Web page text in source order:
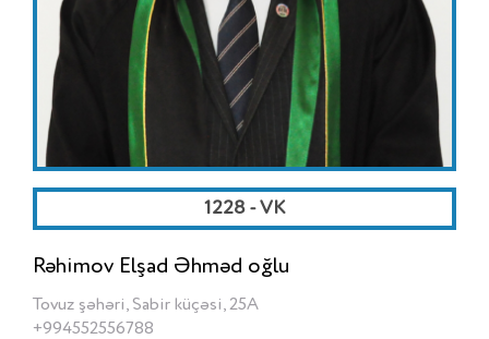
1228 - VK
Rəhimov Elşad Əhməd oğlu
Tovuz şəhəri, Sabir küçəsi, 25A
+994552556788